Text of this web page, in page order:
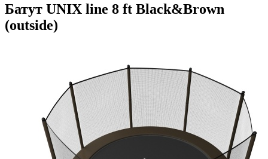
Батут UNIX line 8 ft Black&Brown
(outside)